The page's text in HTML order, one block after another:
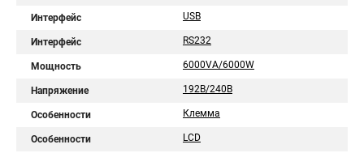
Интерфейс USB
Интерфейс RS232
Мощность 6000VA/6000W
Напряжение 192В/240В
Особенности Клемма
Особенности LCD